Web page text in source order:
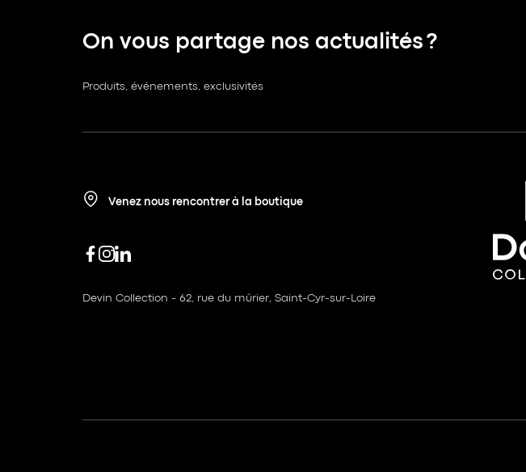
On vous partage nos actualités ?
Produits, événements, exclusivités
Venez nous rencontrer à la boutique
Devin Collection - 62, rue du mûrier, Saint-Cyr-sur-Loire